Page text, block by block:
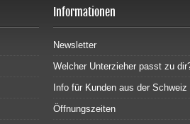
Informationen
Newsletter
Welcher Unterzieher passt zu
Info für Kunden aus der Schweiz
Öffnungszeiten